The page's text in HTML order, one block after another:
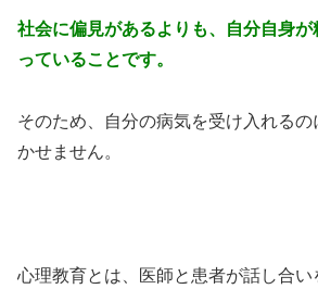
社会に偏見があるよりも、自分自身
っていることです。
そのため、自分の病気を受け入れる
かせません。
心理教育とは、医師と患者が話し合い